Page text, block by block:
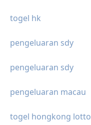
togel hk
pengeluaran sdy
pengeluaran sdy
pengeluaran macau
togel hongkong lotto